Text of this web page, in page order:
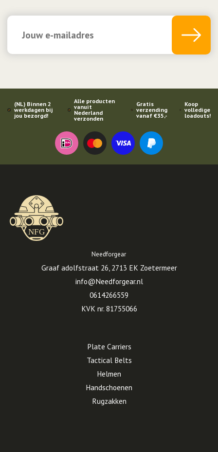
(NL) Binnen 2
werkdagen bij
jou bezorgd!
Alle producten
vanuit
Nederland
verzonden
Gratis
verzending
vanaf €35,-
Koop
volledige
loadouts!
Needforgear
Graaf adolfstraat 26, 2713 EK Zoetermeer
info@Needforgear.nl
0614266559
KVK nr. 81755066
Plate Carriers
Tactical Belts
Helmen
Handschoenen
Rugzakken